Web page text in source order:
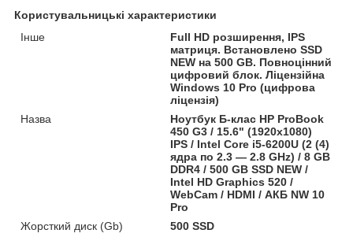
Користувальницькі характеристики
Інше
Full HD розширення, IPS
матриця. Встановлено SSD
NEW на 500 GB. Повноцінний
цифровий блок. Ліцензійна
Windows 10 Pro (цифрова
ліцензія)
Назва
Ноутбук Б-клас HP ProBook
450 G3 / 15.6" (1920x1080)
IPS / Intel Core i5-6200U (2 (4)
ядра по 2.3 — 2.8 GHz) / 8 GB
DDR4 / 500 GB SSD NEW /
Intel HD Graphics 520 /
WebCam / HDMI / АКБ NW 10
Pro
Жорсткий диск (Gb)
500 SSD